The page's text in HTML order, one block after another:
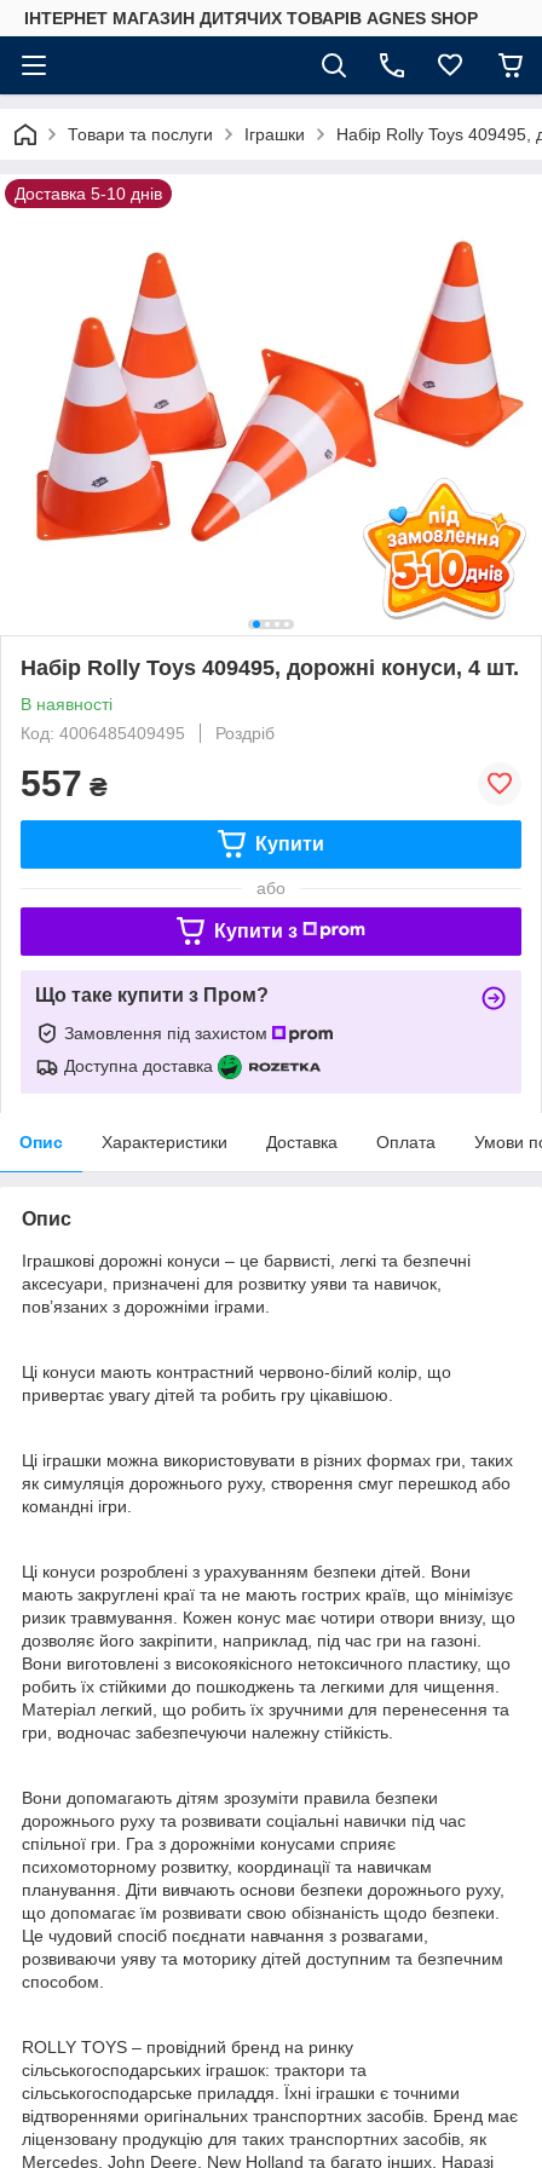
ІНТЕРНЕТ МАГАЗИН ДИТЯЧИХ ТОВАРІВ AGNES SHOP
Товари та послуги Іграшки Набір Rolly Toys 409495,
Доставка 5-10 днів
Набір Rolly Toys 409495, дорожні конуси, 4 шт.
В наявності
Код: 4006485409495
Роздріб
557 ₴
Купити
або
Купити з
Що таке купити з Пром?
Замовлення під захистом
Доступна доставка
Опис Характеристики Доставка Оплата Умови
Опис
Іграшкові дорожні конуси – це барвисті, легкі та безпечні
аксесуари, призначені для розвитку уяви та навичок,
пов’язаних з дорожніми іграми.
Ці конуси мають контрастний червоно-білий колір, що
привертає увагу дітей та робить гру цікавішою.
Ці іграшки можна використовувати в різних формах гри, таких
як симуляція дорожнього руху, створення смуг перешкод або
командні ігри.
Ці конуси розроблені з урахуванням безпеки дітей. Вони
мають закруглені краї та не мають гострих країв, що мінімізує
ризик травмування. Кожен конус має чотири отвори внизу, що
дозволяє його закріпити, наприклад, під час гри на газоні.
Вони виготовлені з високоякісного нетоксичного пластику, що
робить їх стійкими до пошкоджень та легкими для чищення.
Матеріал легкий, що робить їх зручними для перенесення та
гри, водночас забезпечуючи належну стійкість.
Вони допомагають дітям зрозуміти правила безпеки
дорожнього руху та розвивати соціальні навички під час
спільної гри. Гра з дорожніми конусами сприяє
психомоторному розвитку, координації та навичкам
планування. Діти вивчають основи безпеки дорожнього руху,
що допомагає їм розвивати свою обізнаність щодо безпеки.
Це чудовий спосіб поєднати навчання з розвагами,
розвиваючи уяву та моторику дітей доступним та безпечним
способом.
ROLLY TOYS – провідний бренд на ринку
сільськогосподарських іграшок: трактори та
сільськогосподарське приладдя. Їхні іграшки є точними
відтвореннями оригінальних транспортних засобів. Бренд має
ліцензовану продукцію для таких транспортних засобів, як
Mercedes, John Deere, New Holland та багато інших. Наразі